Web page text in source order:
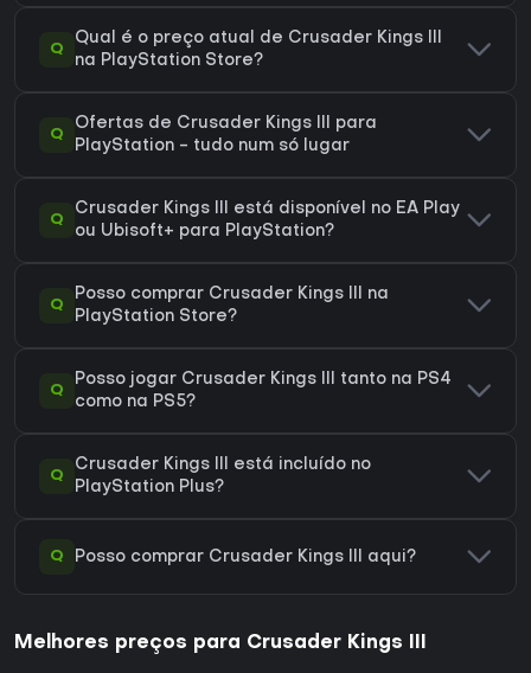
Q
Qual é o preço atual de Crusader Kings III
na PlayStation Store?
Q
Ofertas de Crusader Kings III para
PlayStation - tudo num só lugar
Q
Crusader Kings III está disponível no EA Play
ou Ubisoft+ para PlayStation?
Q
Posso comprar Crusader Kings III na
PlayStation Store?
Q
Posso jogar Crusader Kings III tanto na PS4
como na PS5?
Q
Crusader Kings III está incluído no
PlayStation Plus?
Q Posso comprar Crusader Kings III aqui?
Melhores preços para Crusader Kings III